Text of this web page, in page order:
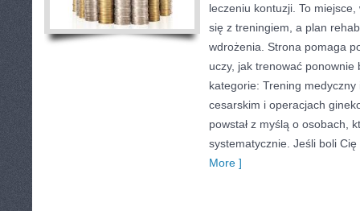
leczeniu kontuzji. To
się z treningiem, a plan
wdrożenia. Strona pomaga
uczy, jak trenować ponownie
kategorie: Trening
cesarskim i operacjach
powstał z myślą o osobach,
systematycznie. Jeśli boli
More ]